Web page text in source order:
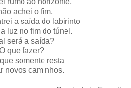
achei o fim,
a saída do labirinto
luz no fim do túnel.
será a saída?
O que fazer?
somente resta
novos caminhos.